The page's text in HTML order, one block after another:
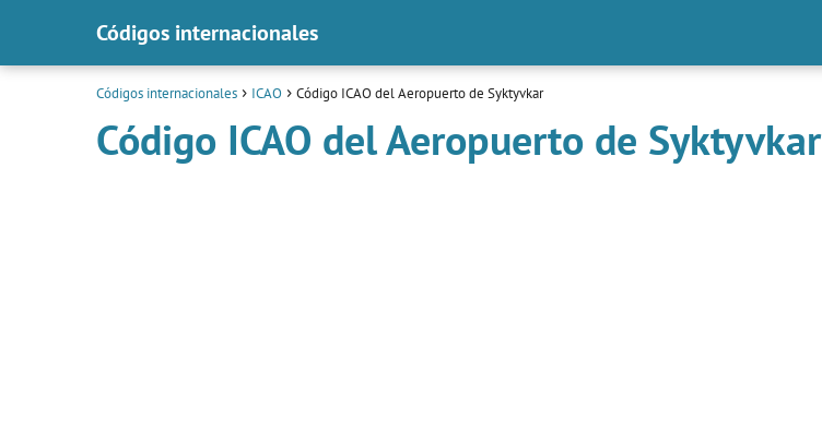
Códigos internacionales
Códigos internacionales ICAO Código ICAO del Aeropuerto de Syktyvkar
Código ICAO del Aeropuerto de Syktyvkar